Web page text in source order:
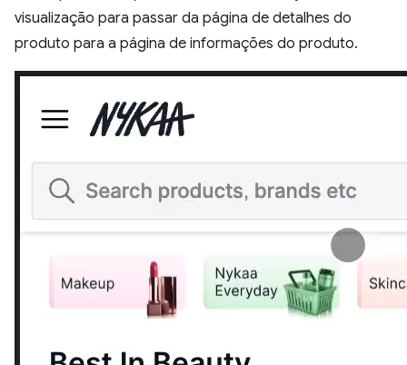
visualização para passar da página de detalhes do
produto para a página de informações do produto.